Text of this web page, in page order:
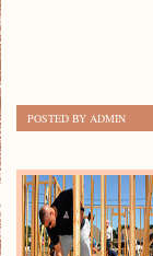
POSTED BY ADMIN